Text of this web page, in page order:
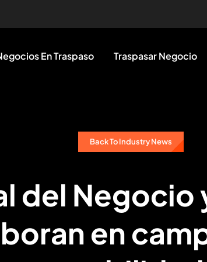
En Traspaso Traspasar Negocio
Back To Industry News
del Negocio
en